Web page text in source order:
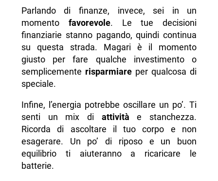
Parlando di finanze, invece, sei in un
momento favorevole. Le tue decisioni
finanziarie stanno pagando, quindi continua
su questa strada. Magari è il momento
giusto per fare qualche investimento o
semplicemente risparmiareper qualcosa di
speciale.
Infine, l’energia potrebbe oscillare un po’. Ti
senti un mix di attività e stanchezza.
Ricorda di ascoltare il tuo corpo e non
esagerare. Un po’ di riposo e un buon
equilibrio ti aiuteranno a ricaricare le
batterie.